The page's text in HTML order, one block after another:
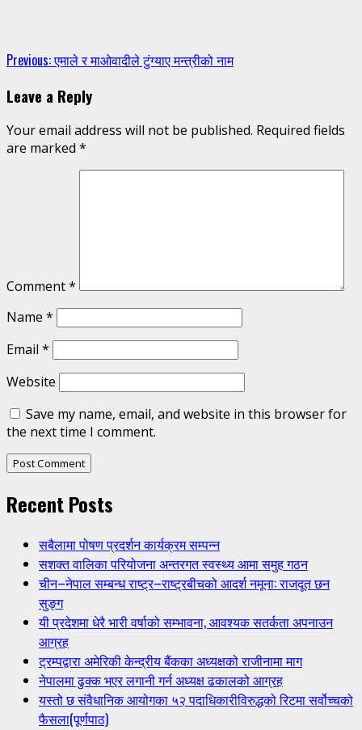
Continue
Reading
Previous:एमाले र माओवादीले टुंग्याए मन्त्रीको नाम
Leave a Reply
Your email address will not be published. Required fields
are marked *
Comment*
Name *
Email *
Website
Save my name, email, and website in this browser for
the next time I comment.
Recent Posts
सबैलामा पोषण प्रदर्शन कार्यक्रम सम्पन्न
सशक्त वालिका परियोजना अन्तरगत स्वस्थ्य आमा समुह गठन
चीन–नेपाल सम्बन्ध राष्ट्र–राष्ट्रबीचको आदर्श नमूना: राजदूत छन
सुङ्ग
यी प्रदेशमा धेरै भारी वर्षाको सम्भावना, आवश्यक सतर्कता अपनाउन
आग्रह
ट्रम्पद्वारा अमेरिकी केन्द्रीय बैंकका अध्यक्षको राजीनामा माग
नेपालमा ढुक्क भएर लगानी गर्न अध्यक्ष ढकालको आग्रह
यस्तो छ संवैधानिक आयोगका ५२ पदाधिकारीविरुद्धको रिटमा सर्वोच्चको
फैसला(पूर्णपाठ)